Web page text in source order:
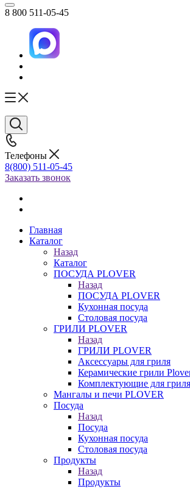
8 800 511-05-45
Телефоны
8(800) 511-05-45
Заказать звонок
Главная
Каталог
Назад
Каталог
ПОСУДА PLOVER
Назад
ПОСУДА PLOVER
Кухонная посуда
Столовая посуда
ГРИЛИ PLOVER
Назад
ГРИЛИ PLOVER
Аксессуары для гриля
Керамические грили
Комплектующие для гриля
Мангалы и печи PLOVER
Посуда
Назад
Посуда
Кухонная посуда
Столовая посуда
Продукты
Назад
Продукты